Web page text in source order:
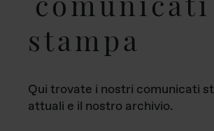
stampa
Qui trovate i nostri comunicati
attuali e il nostro archivio.